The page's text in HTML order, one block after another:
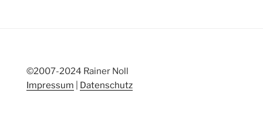
©2007-2024 Rainer Noll
Impressum
Datenschutz